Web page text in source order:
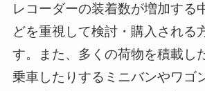
レコーダーの装着数が増加する
どを重視して検討・購入される
す。また、多くの荷物を積載し
乗車したりするミニバンやワゴ